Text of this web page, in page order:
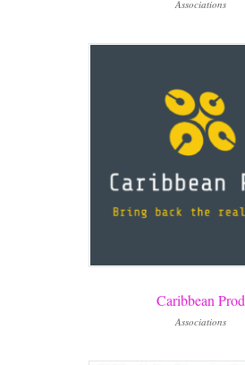
Associations
Caribbean Prod
Associations